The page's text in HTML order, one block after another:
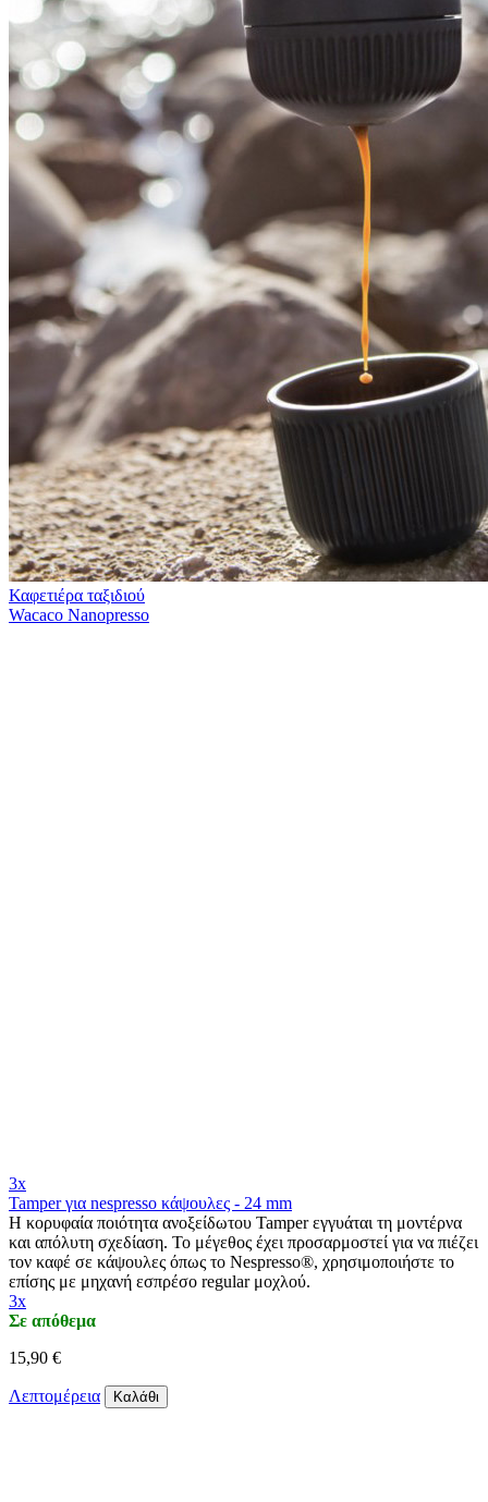
Καφετιέρα ταξιδιού
Wacaco Nanopresso
3x
Tamper για nespresso κάψουλες - 24 mm
Η κορυφαία ποιότητα ανοξείδωτου Tamper εγγυάται τη μοντέρνα
και απόλυτη σχεδίαση. Το μέγεθος έχει προσαρμοστεί για να πιέζει
τον καφέ σε κάψουλες όπως το Nespresso®, χρησιμοποιήστε το
επίσης με μηχανή εσπρέσο regular μοχλού.
3x
Σε απόθεμα
15,90 €
Λεπτομέρεια Καλάθι